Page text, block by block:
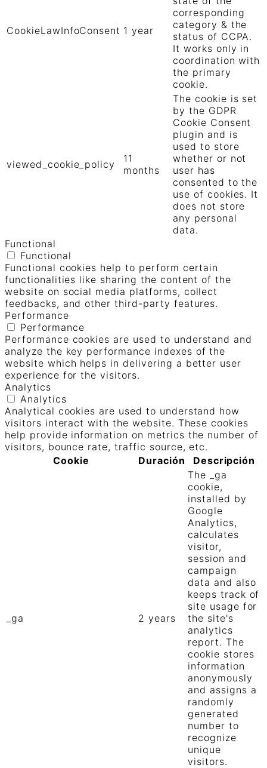
CookieLawInfoConsent 1 year
corresponding
category & the
status of CCPA.
It works only in
coordination with
the primary
cookie.
viewed_cookie_policy
11
months
The cookie is set
by the GDPR
Cookie Consent
plugin and is
used to store
whether or not
user has
consented to the
use of cookies. It
does not store
any personal
data.
Functional
Functional
Functional cookies help to perform certain
functionalities like sharing the content of the
website on social media platforms, collect
feedbacks, and other third-party features.
Performance
Performance
Performance cookies are used to understand and
analyze the key performance indexes of the
website which helps in delivering a better user
experience for the visitors.
Analytics
Analytics
Analytical cookies are used to understand how
visitors interact with the website. These cookies
help provide information on metrics the number of
visitors, bounce rate, traffic source, etc.
Cookie
Duración Descripción
_ga 2 years
The _ga
cookie,
installed by
Google
Analytics,
calculates
visitor,
session and
campaign
data and also
keeps track of
site usage for
the site's
analytics
report. The
cookie stores
information
anonymously
and assigns a
randomly
generated
number to
recognize
unique
visitors.